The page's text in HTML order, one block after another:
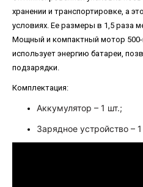
хранении и транспортировке, а
условиях. Ее размеры в 1,5 раза
Мощный и компактный мотор 500-
использует энергию батареи,
подзарядки.
Комплектация:
Аккумулятор – 1 шт.;
Зарядное устройство –